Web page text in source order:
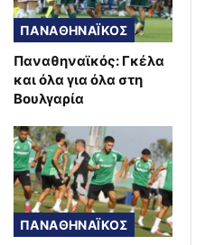
ΠΑΝΑΘΗΝΑΪΚΟΣ
Παναθηναϊκός: Γκέλα
και όλα για όλα στη
Βουλγαρία
ΠΑΝΑΘΗΝΑΪΚΟΣ